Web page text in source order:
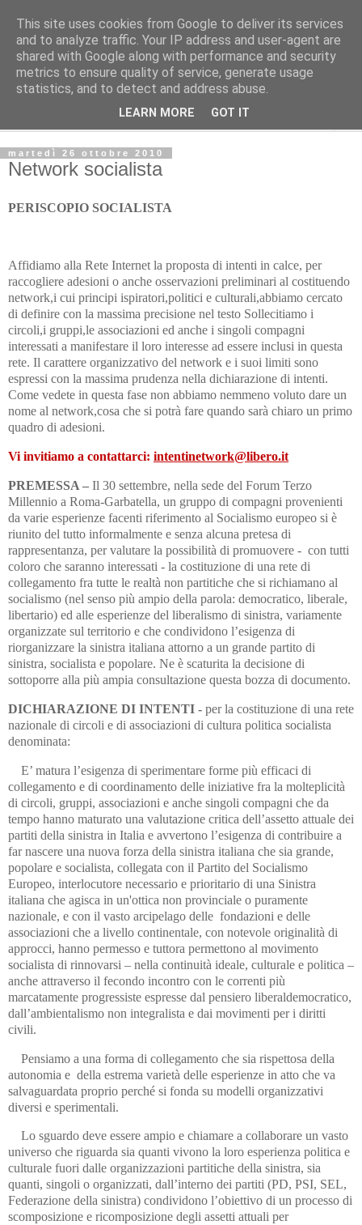
Avvenire dei Lavoratori
PERISCOPIO
martedì 26 ottobre 2010
Network socialista
PERISCOPIO SOCIALISTA
Affidiamo alla Rete Internet la proposta di intenti in calce, per
raccogliere adesioni o anche osservazioni preliminari al costituendo
network,i cui principi ispiratori,politici e culturali,abbiamo cercato
di definire con la massima precisione nel testo Sollecitiamo i
circoli,i gruppi,le associazioni ed anche i singoli compagni
interessati a manifestare il loro interesse ad essere inclusi in questa
rete. Il carattere organizzativo del network e i suoi limiti sono
espressi con la massima prudenza nella dichiarazione di intenti.
Come vedete in questa fase non abbiamo nemmeno voluto dare un
nome al network,cosa che si potrà fare quando sarà chiaro un primo
quadro di adesioni.
Vi invitiamo a contattarci: intentinetwork@libero.it
PREMESSA – Il 30 settembre, nella sede del Forum Terzo
Millennio a Roma-Garbatella, un gruppo di compagni provenienti
da varie esperienze facenti riferimento al Socialismo europeo si è
riunito del tutto informalmente e senza alcuna pretesa di
rappresentanza, per valutare la possibilità di promuovere - con tutti
coloro che saranno interessati - la costituzione di una rete di
collegamento fra tutte le realtà non partitiche che si richiamano al
socialismo (nel senso più ampio della parola: democratico, liberale,
libertario) ed alle esperienze del liberalismo di sinistra, variamente
organizzate sul territorio e che condividono l’esigenza di
riorganizzare la sinistra italiana attorno a un grande partito di
sinistra, socialista e popolare. Ne è scaturita la decisione di
sottoporre alla più ampia consultazione questa bozza di documento.
DICHIARAZIONE DI INTENTI - per la costituzione di una rete
nazionale di circoli e di associazioni di cultura politica socialista
denominata:
E’ matura l’esigenza di sperimentare forme più efficaci di
collegamento e di coordinamento delle iniziative fra la molteplicità
di circoli, gruppi, associazioni e anche singoli compagni che da
tempo hanno maturato una valutazione critica dell’assetto attuale dei
partiti della sinistra in Italia e avvertono l’esigenza di contribuire a
far nascere una nuova forza della sinistra italiana che sia grande,
popolare e socialista, collegata con il Partito del Socialismo
Europeo, interlocutore necessario e prioritario di una Sinistra
italiana che agisca in un'ottica non provinciale o puramente
nazionale, e con il vasto arcipelago delle fondazioni e delle
associazioni che a livello continentale, con notevole originalità di
approcci, hanno permesso e tuttora permettono al movimento
socialista di rinnovarsi – nella continuità ideale, culturale e politica –
anche attraverso il fecondo incontro con le correnti più
marcatamente progressiste espresse dal pensiero liberaldemocratico,
dall’ambientalismo non integralista e dai movimenti per i diritti
civili.
Pensiamo a una forma di collegamento che sia rispettosa della
autonomia e della estrema varietà delle esperienze in atto che va
salvaguardata proprio perché si fonda su modelli organizzativi
diversi e sperimentali.
Lo sguardo deve essere ampio e chiamare a collaborare un vasto
universo che riguarda sia quanti vivono la loro esperienza politica e
culturale fuori dalle organizzazioni partitiche della sinistra, sia
quanti, singoli o organizzati, dall’interno dei partiti (PD, PSI, SEL,
Federazione della sinistra) condividono l’obiettivo di un processo di
scomposizione e ricomposizione degli assetti attuali per
This site uses cookies from Google to deliver its services
and to analyze traffic. Your IP address and user-agent are
shared with Google along with performance and security
metrics to ensure quality of service, generate usage
statistics, and to detect and address abuse.
LEARN MORE GOT IT